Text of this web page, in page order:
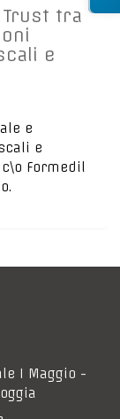
tra
e
e
e
Formedil
I Maggio -